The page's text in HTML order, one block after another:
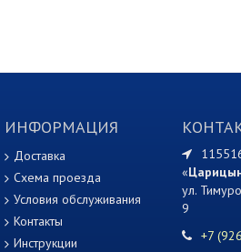
ИНФОРМАЦИЯ
Доставка
Схема проезда
Условия обслуживания
Контакты
Инструкции
«
ул.
9
+7